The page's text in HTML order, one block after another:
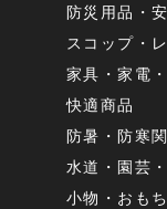
防災用品・
スコップ・
家具・家電
快適商品
防暑・防寒
水道・園芸
小物・おも